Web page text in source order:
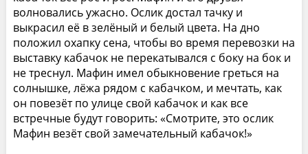
волновались ужасно. Ослик достал тачку и
выкрасил её в зелёный и белый цвета. На дно
положил охапку сена, чтобы во время перевозки на
выставку кабачок не перекатывался с боку на бок и
не треснул. Мафин имел обыкновение греться на
солнышке, лёжа рядом с кабачком, и мечтать, как
он повезёт по улице свой кабачок и как все
встречные будут говорить: «Смотрите, это ослик
Мафин везёт свой замечательный кабачок!»